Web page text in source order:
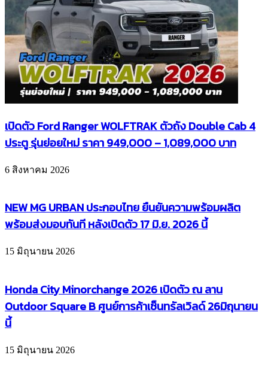
เปิดตัว Ford Ranger WOLFTRAK ตัวถัง Double Cab 4
ประตู รุ่นย่อยใหม่ ราคา 949,000 – 1,089,000 บาท
6 สิงหาคม 2026
NEW MG URBAN ประกอบไทย ยืนยันความพร้อมผลิต
พร้อมส่งมอบทันที หลังเปิดตัว 17 มิ.ย. 2026 นี้
15 มิถุนายน 2026
Honda City Minorchange 2026 เปิดตัว ณ ลาน
Outdoor Square B ศูนย์การค้าเซ็นทรัลเวิลด์ 26มิถุนายน
นี้
15 มิถุนายน 2026